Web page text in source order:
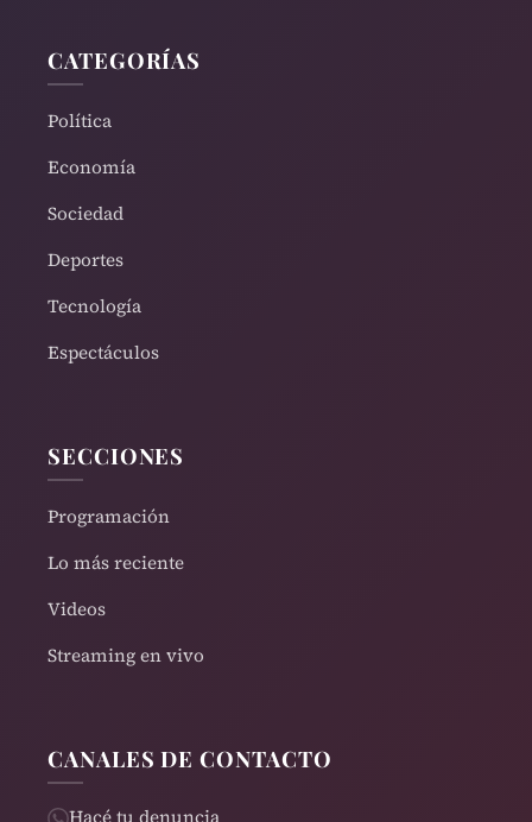
CATEGORÍAS
Política
Economía
Sociedad
Deportes
Tecnología
Espectáculos
SECCIONES
Programación
Lo más reciente
Videos
Streaming en vivo
CANALES DE CONTACTO
Hacé tu denuncia